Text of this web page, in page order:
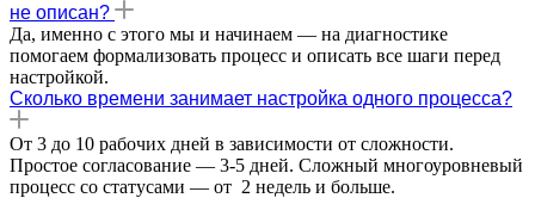
не описан?
Да, именно с этого мы и начинаем — на диагностике
помогаем формализовать процесс и описать все шаги перед
настройкой.
Сколько времени занимает настройка одного процесса?
От 3 до 10 рабочих дней в зависимости от сложности.
Простое согласование — 3-5 дней. Сложный многоуровневый
процесс со статусами — от 2 недель и больше.